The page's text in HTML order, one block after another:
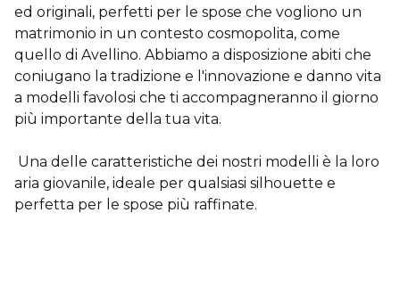
ed originali, perfetti per le spose che vogliono un
matrimonio in un contesto cosmopolita, come
quello di Avellino. Abbiamo a disposizione abiti che
coniugano la tradizione e l'innovazione e danno vita
a modelli favolosi che ti accompagneranno il giorno
più importante della tua vita.
Una delle caratteristiche dei nostri modelli è la loro
aria giovanile, ideale per qualsiasi silhouette e
perfetta per le spose più raffinate.